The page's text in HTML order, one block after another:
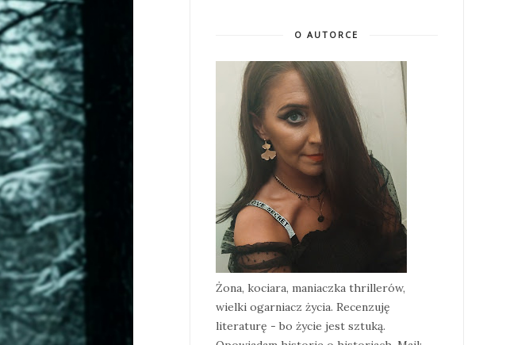
O AUTORCE
Żona, kociara, maniaczka thrillerów,
wielki ogarniacz życia. Recenzuję
literaturę - bo życie jest sztuką.